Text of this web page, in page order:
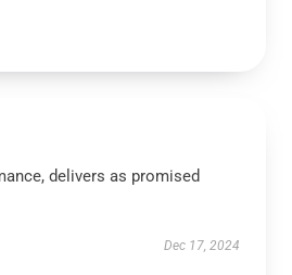
delivers as promised
Dec 17, 2024